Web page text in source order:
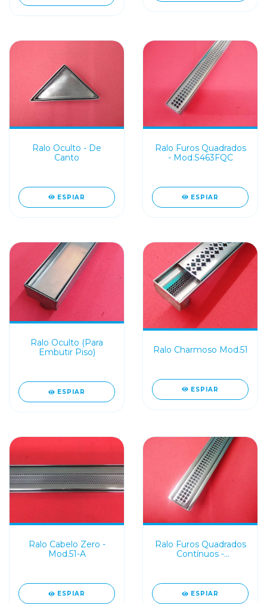
Ralo Oculto - De
Canto
ESPIAR
Ralo Furos Quadrados
- Mod.S463FQC
ESPIAR
Ralo Oculto (Para
Embutir Piso)
ESPIAR
Ralo Charmoso Mod.51
ESPIAR
Ralo Cabelo Zero -
Mod.51-A
ESPIAR
Ralo Furos Quadrados
Contínuos -
ESPIAR